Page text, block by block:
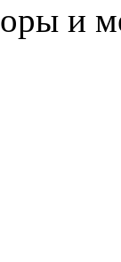
и